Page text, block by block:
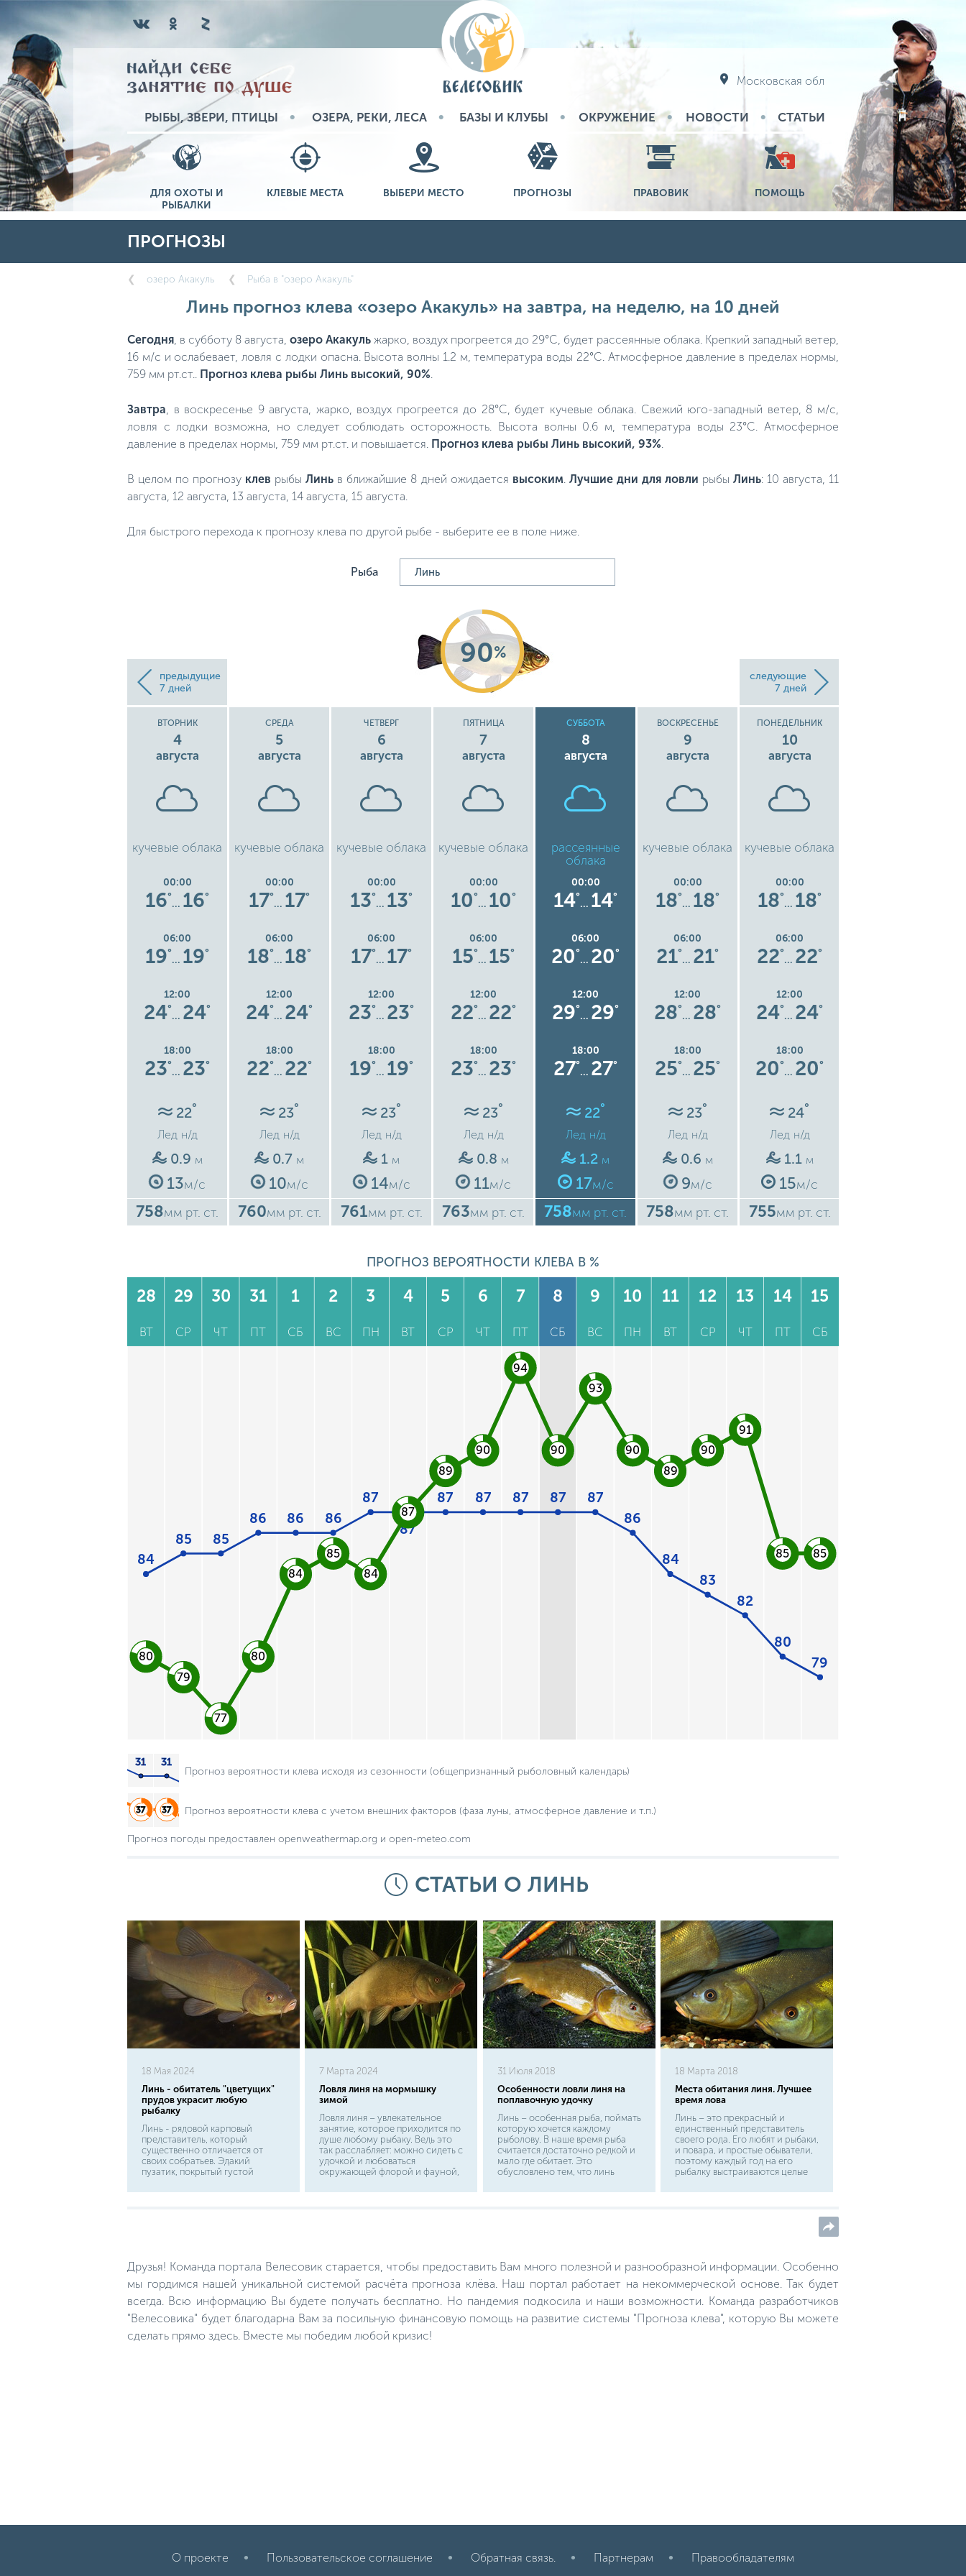
Московская обл
РЫБЫ, ЗВЕРИ, ПТИЦЫ ОЗЕРА, РЕКИ, ЛЕСА БАЗЫ И КЛУБЫ ОКРУЖЕНИЕ НОВОСТИ СТАТЬИ
ДЛЯ ОХОТЫ И
РЫБАЛКИ
КЛЕВЫЕ МЕСТА ВЫБЕРИ МЕСТО ПРОГНОЗЫ ПРАВОВИК ПОМОЩЬ
ПРОГНОЗЫ
озеро Акакуль Рыба в "озеро Акакуль"
Линь прогноз клева «озеро Акакуль» на завтра, на неделю, на 10 дней
Сегодня , в субботу 8 августа, озеро Акакуль жарко, воздух прогреется до 29°C, будет рассеянные облака. Крепкий западный ветер,
16 м/с и ослабевает, ловля с лодки опасна. Высота волны 1.2 м, температура воды 22°C. Атмосферное давление в пределах нормы,
759 мм рт.ст.. Прогноз клева рыбы Линь высокий, 90%
Завтра , в воскресенье 9 августа, жарко, воздух прогреется до 28°C, будет кучевые облака. Свежий юго-западный ветер, 8 м/с,
ловля с лодки возможна, но следует соблюдать осторожность. Высота волны 0.6 м, температура воды 23°C. Атмосферное
давление в пределах нормы, 759 мм рт.ст. и повышается. Прогноз клева рыбы Линь высокий, 93%
В целом по прогнозу клев рыбыЛинь в ближайшие 8 дней ожидается высоким Лучшие дни для ловли рыбы Линь: 10 августа, 11
августа, 12 августа, 13 августа, 14 августа, 15 августа.
Для быстрого перехода к прогнозу клева по другой рыбе - выберите ее в поле ниже.
Рыба
предыдущие
7 дней
90%
следующие
7 дней
ВТОРНИК
4
августа
кучевые облака
00:00
16°
… 16°
06:00
19°
… 19°
12:00
24°
… 24°
18:00
23°
… 23°
22°
Лед н/д
0.9 м
13м/с
758мм рт. ст.
СРЕДА
5
августа
кучевые облака
00:00
17°
… 17°
06:00
18°
… 18°
12:00
24°
… 24°
18:00
22°
… 22°
23°
Лед н/д
0.7 м
10м/с
760мм рт. ст.
ЧЕТВЕРГ
6
августа
кучевые облака
00:00
13°
… 13°
06:00
17°
… 17°
12:00
23°
… 23°
18:00
19°
… 19°
23°
Лед н/д
1 м
14м/с
761мм рт. ст.
ПЯТНИЦА
7
августа
кучевые облака
00:00
10°
… 10°
06:00
15°
… 15°
12:00
22°
… 22°
18:00
23°
… 23°
23°
Лед н/д
0.8 м
11м/с
763мм рт. ст.
СУББОТА
8
августа
рассеянные
облака
00:00
14°
… 14°
06:00
20°
… 20°
12:00
29°
… 29°
18:00
27°
… 27°
22°
Лед н/д
1.2 м
17м/с
758мм рт. ст.
ВОСКРЕСЕНЬЕ
9
августа
кучевые облака
00:00
18°
… 18°
06:00
21°
… 21°
12:00
28°
… 28°
18:00
25°
… 25°
23°
Лед н/д
0.6 м
9м/с
758мм рт. ст.
ПОНЕДЕЛЬНИК
10
августа
кучевые облака
00:00
18°
… 18°
06:00
22°
… 22°
12:00
24°
… 24°
18:00
20°
… 20°
24°
Лед н/д
1.1 м
15м/с
755мм рт. ст.
ПРОГНОЗ ВЕРОЯТНОСТИ КЛЕВА В %
28
ВТ
29
СР
30
ЧТ
31
ПТ
1
СБ
2
ВС
3
ПН
4
ВТ
5
СР
6
ЧТ
7
ПТ
8
СБ
9
ВС
10
ПН
11
ВТ
12
СР
13
ЧТ
14
ПТ
15
СБ
84
85 85
86 86 86
87
87
87 87 87 87
87
86
84
83
82
80
79
80
79
77
80
84
85
84
87
89
90
94
90
93
90
89
90
91
85 85
Прогноз вероятности клева исходя из сезонности (общепризнанный рыболовный календарь)
Прогноз вероятности клева с учетом внешних факторов (фаза луны, атмосферное давление и т.п.)
Прогноз погоды предоставлен openweathermap.org и open-meteo.com
СТАТЬИ О ЛИНЬ
18 Мая 2024
Линь - обитатель "цветущих"
прудов украсит любую
рыбалку
Линь - рядовой карповый
представитель, который
существенно отличается от
своих собратьев. Эдакий
пузатик, покрытый густой
зеленый оттенок тела
темные, в слизи. Взяв в руки
линя не сразу скажешь, что у
него чешуя. А она есть - плотная
и очень мелкая.
7 Марта 2024
Ловля линя на мормышку
зимой
Ловля линя – увлекательное
занятие, которое приходится по
душе любому рыбаку. Ведь это
так расслабляет: можно сидеть с
удочкой и любоваться
окружающей флорой и фауной,
рыба линь зимой ловится не так
31 Июля 2018
Особенности ловли линя на
поплавочную удочку
Линь – особенная рыба, поймать
которую хочется каждому
рыболову. В наше время рыба
считается достаточно редкой и
мало где обитает. Это
обусловлено тем, что линь
растительности и не
поплавочную удочку. Если
правильно подобрать снасти, то
вам может повезти.
18 Марта 2018
Места обитания линя. Лучшее
время лова
Линь – это прекрасный и
единственный представитель
своего рода. Его любят и рыбаки,
и повара, и простые обыватели,
поэтому каждый год на его
рыбалку выстраиваются целые
людей знает, где ловить линя
Друзья! Команда портала Велесовик старается, чтобы предоставить Вам много полезной и разнообразной информации. Особенно
мы гордимся нашей уникальной системой расчёта прогноза клёва. Наш портал работает на некоммерческой основе. Так будет
всегда. Всю информацию Вы будете получать бесплатно. Но пандемия подкосила и наши возможности. Команда разработчиков
"Велесовика" будет благодарна Вам за посильную финансовую помощь на развитие системы "Прогноза клева", которую Вы можете
сделать прямо здесь. Вместе мы победим любой кризис!
О проекте Пользовательское соглашение Обратная связь. Партнерам Правообладателям